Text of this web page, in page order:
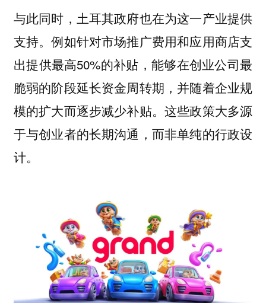
与此同时，土耳其政府也在为这一产业提供
支持。例如针对市场推广费用和应用商店支
出提供最高50%的补贴，能够在创业公司最
脆弱的阶段延长资金周转期，并随着企业规
模的扩大而逐步减少补贴。这些政策大多源
于与创业者的长期沟通，而非单纯的行政设
计。